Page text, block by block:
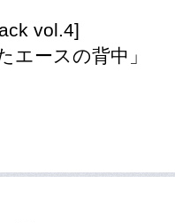
vol.4]
エースの背中」